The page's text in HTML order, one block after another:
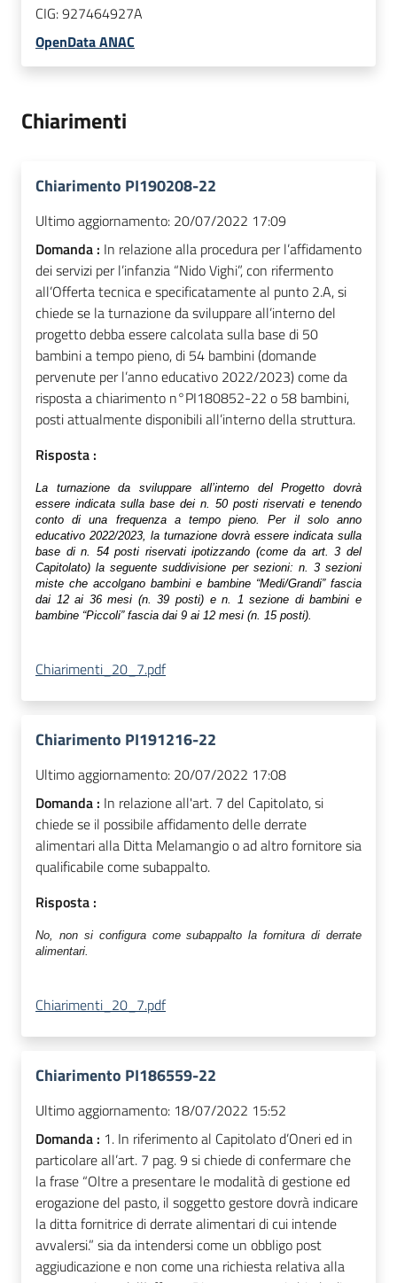
CIG:927464927A
OpenData ANAC
Chiarimenti
Chiarimento PI190208-22
Ultimo aggiornamento: 20/07/2022 17:09
Domanda : In relazione alla procedura per l’affidamento
dei servizi per l’infanzia “Nido Vighi”, con rifermento
all’Offerta tecnica e specificatamente al punto 2.A, si
chiede se la turnazione da sviluppare all’interno del
progetto debba essere calcolata sulla base di 50
bambini a tempo pieno, di 54 bambini (domande
pervenute per l’anno educativo 2022/2023) come da
risposta a chiarimento n°PI180852-22 o 58 bambini,
posti attualmente disponibili all’interno della struttura.
Risposta :
La turnazione da sviluppare all’interno del Progetto dovrà
essere indicata sulla base dei n. 50 posti riservati e tenendo
conto di una frequenza a tempo pieno. Per il solo anno
educativo 2022/2023, la turnazione dovrà essere indicata sulla
base di n. 54 posti riservati ipotizzando (come da art. 3 del
Capitolato) la seguente suddivisione per sezioni: n. 3 sezioni
miste che accolgano bambini e bambine “Medi/Grandi” fascia
dai 12 ai 36 mesi (n. 39 posti) e n. 1 sezione di bambini e
bambine “Piccoli” fascia dai 9 ai 12 mesi (n. 15 posti).
Chiarimenti_20_7.pdf
Chiarimento PI191216-22
Ultimo aggiornamento: 20/07/2022 17:08
Domanda : In relazione all'art. 7 del Capitolato, si
chiede se il possibile affidamento delle derrate
alimentari alla Ditta Melamangio o ad altro fornitore sia
qualificabile come subappalto.
Risposta :
No, non si configura come subappalto la fornitura di derrate
alimentari.
Chiarimenti_20_7.pdf
Chiarimento PI186559-22
Ultimo aggiornamento: 18/07/2022 15:52
Domanda : 1. In riferimento al Capitolato d’Oneri ed in
particolare all’art. 7 pag. 9 si chiede di confermare che
la frase “Oltre a presentare le modalità di gestione ed
erogazione del pasto, il soggetto gestore dovrà indicare
la ditta fornitrice di derrate alimentari di cui intende
avvalersi.” sia da intendersi come un obbligo post
aggiudicazione e non come una richiesta relativa alla